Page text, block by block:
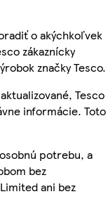
o akýchkoľvek
zákaznícky
značky Tesco.
Tesco
informácie. Toto
potrebu, a
bez
ani bez